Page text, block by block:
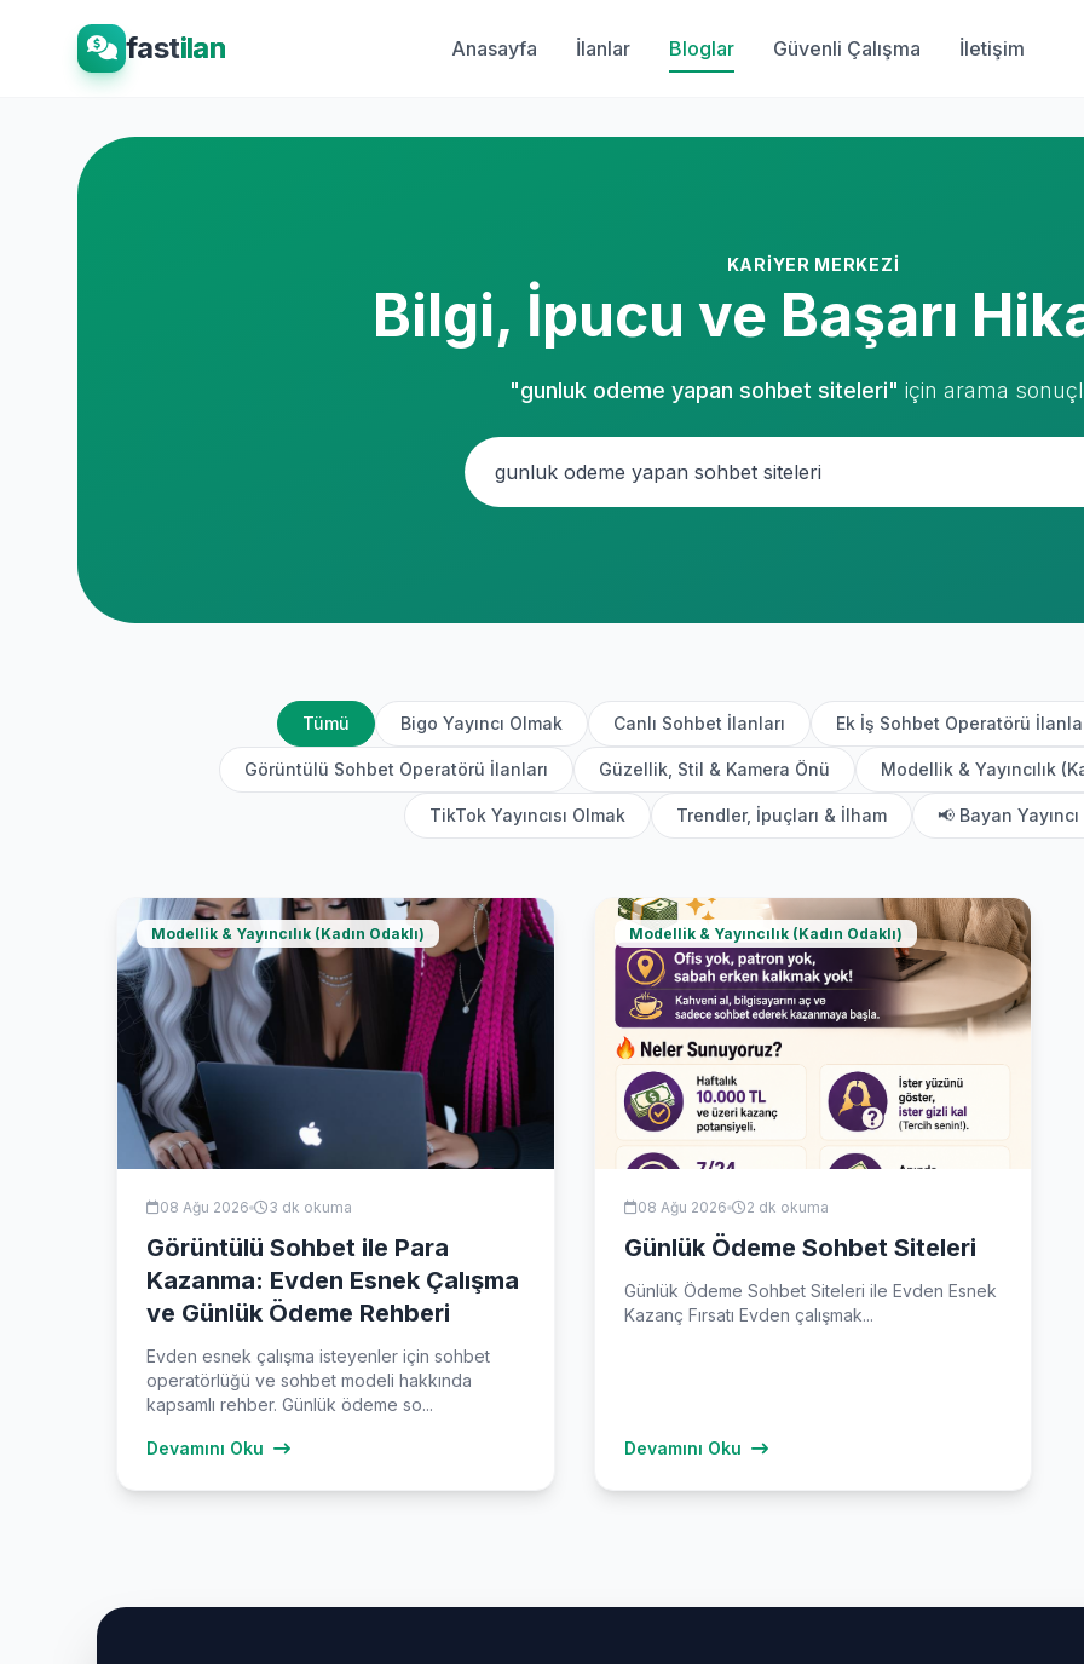
fastilan Anasayfa İlanlar Bloglar Güvenli Çalışma İletişim
KARIYER MERKEZI
Bilgi, İpucu ve Başarı
"gunluk odeme yapan sohbet siteleri" için arama
Tümü Bigo Yayıncı Olmak Canlı Sohbet İlanları Ek İş Sohbet Operatörü
Görüntülü Sohbet Operatörü İlanları Güzellik, Stil & Kamera Önü Modellik & Yayıncılık
TikTok Yayıncısı Olmak Trendler, İpuçları & İlham 📢 Bayan Yayıncı
Modellik & Yayıncılık (Kadın Odaklı)
08 Ağu 2026 3 dk okuma
Görüntülü Sohbet ile Para
Kazanma: Evden Esnek Çalışma
ve Günlük Ödeme Rehberi
Evden esnek çalışma isteyenler için sohbet
operatörlüğü ve sohbet modeli hakkında
kapsamlı rehber. Günlük ödeme so...
Devamını Oku
Modellik & Yayıncılık (Kadın Odaklı)
08 Ağu 2026 2 dk okuma
Günlük Ödeme Sohbet Siteleri
Günlük Ödeme Sohbet Siteleri ile Evden Esnek
Kazanç Fırsatı Evden çalışmak...
Devamını Oku